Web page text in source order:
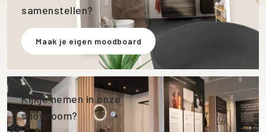
samenstellen?
Maak je eigen moodboard
Kijkje nemen in onze
showroom?